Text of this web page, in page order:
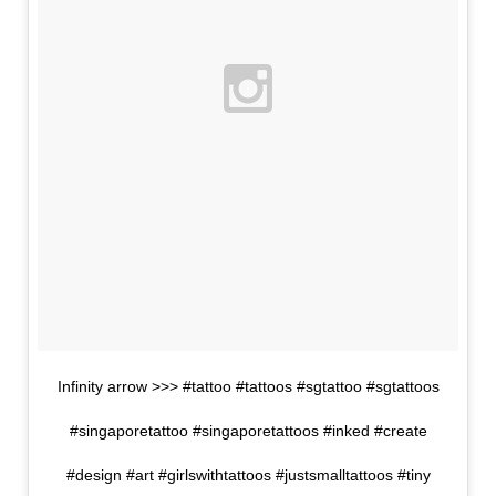
Infinity arrow >>> #tattoo #tattoos #sgtattoo #sgtattoos
#singaporetattoo #singaporetattoos #inked #create
#design #art #girlswithtattoos #justsmalltattoos #tiny